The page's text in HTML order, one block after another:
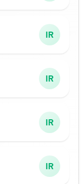
IR
IR
IR
IR